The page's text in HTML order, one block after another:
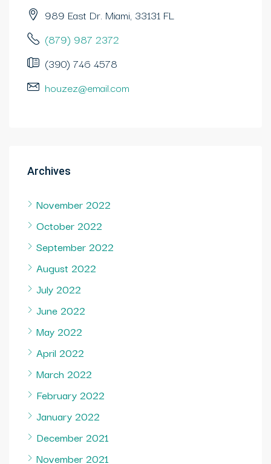
989 East Dr. Miami, 33131 FL
(879) 987 2372
(390) 746 4578
houzez@email.com
Archives
November 2022
October 2022
September 2022
August 2022
July 2022
June 2022
May 2022
April 2022
March 2022
February 2022
January 2022
December 2021
November 2021